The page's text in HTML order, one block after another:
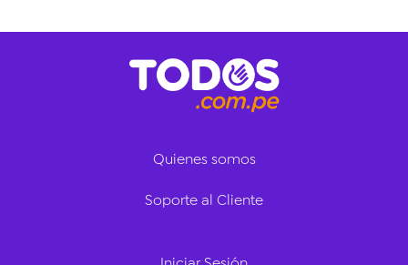
Quienes somos
Soporte al Cliente